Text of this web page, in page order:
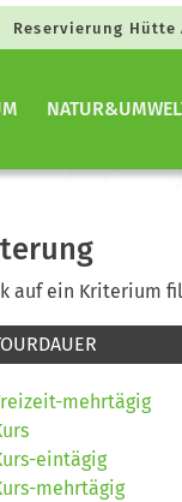
Reservierung Hütte
auf ein Kriterium
mehrtägig
eintägig
mehrtägig